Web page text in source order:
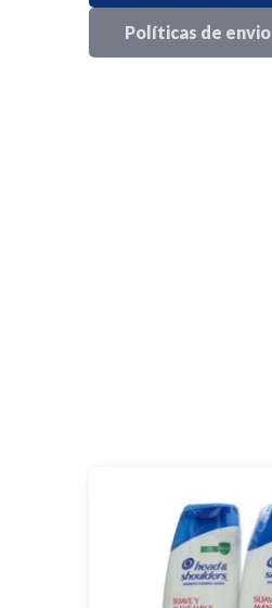
Políticas de envio